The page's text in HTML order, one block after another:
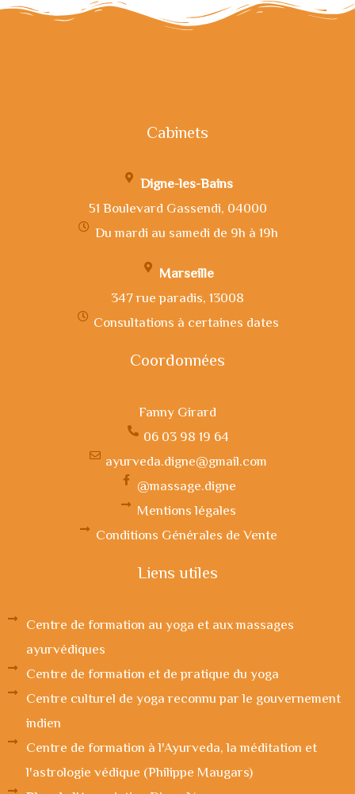
Cabinets
Digne-les-Bains
51 Boulevard Gassendi, 04000
Du mardi au samedi de 9h à 19h
Marseille
347 rue paradis, 13008
Consultations à certaines dates
Coordonnées
Fanny Girard
06 03 98 19 64
ayurveda.digne@gmail.com
@massage.digne
Mentions légales
Conditions Générales de Vente
Liens utiles
Centre de formation au yoga et aux massages
ayurvédiques
Centre de formation et de pratique du yoga
Centre culturel de yoga reconnu par le gouvernement
indien
Centre de formation à l'Ayurveda, la méditation et
l'astrologie védique (Philippe Maugars)